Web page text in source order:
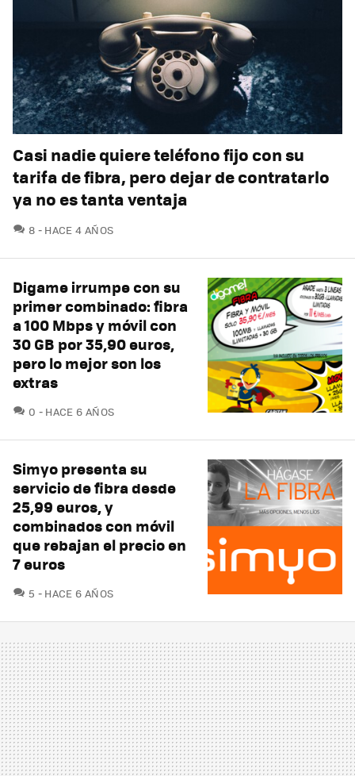
Casi nadie quiere teléfono fijo con su
tarifa de fibra, pero dejar de contratarlo
ya no es tanta ventaja
8 COMENTARIOS
HACE 4 AÑOS
Digame irrumpe con su
primer combinado: fibra
a 100 Mbps y móvil con
30 GB por 35,90 euros,
pero lo mejor son los
extras
0 COMENTARIOS
HACE 6 AÑOS
Simyo presenta su
servicio de fibra desde
25,99 euros, y
combinados con móvil
que rebajan el precio en
7 euros
5 COMENTARIOS
HACE 6 AÑOS